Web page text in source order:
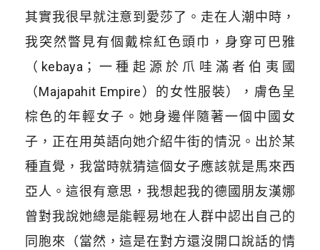
其實我很早就注意到愛莎了。走在人潮中時，
我突然瞥見有個戴棕紅色頭巾，身穿可巴雅
（kebaya；一種起源於爪哇滿者伯夷國
（Majapahit Empire）的女性服裝），膚色呈
棕色的年輕女子。她身邊伴隨著一個中國女
子，正在用英語向她介紹牛街的情況。出於某
種直覺，我當時就猜這個女子應該就是馬來西
亞人。這很有意思，我想起我的德國朋友漢娜
曾對我說她總是能輕易地在人群中認出自己的
同胞來（當然，這是在對方還沒開口說話的情